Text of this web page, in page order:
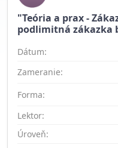
"Teória a prax -
podlimitná zákazka
Dátum:
Zameranie:
Forma:
Lektor:
Úroveň: